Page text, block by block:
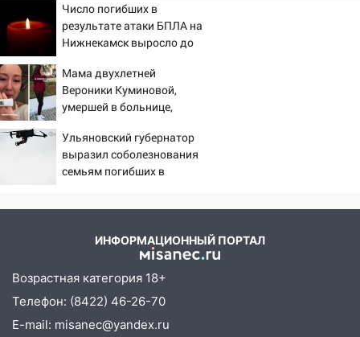
повредил кровли районного дома
культуры и школы
09:20
машину в Ульяновске попал на видео
09:16
Утро ульяновских водителей
началось с «глухой» пробки на старом
мосту
Соцсети: на Московском шоссе в
Ульяновске произошла авария
диспансеризации у 26-летнего парня
выявили онкологию
07:00 Прохладная ночь и ветреный
день: прогноз погоды в Ульяновске 10
августа
Число погибших в
результате атаки БПЛА на
Нижнекамск выросло до
Мама двухлетней
Вероники Куминовой,
умершей в больнице,
девочку
Ульяновский губернатор
выразил соболезнования
семьям погибших в
ИНФОРМАЦИОННЫЙ ПОРТАЛ
Возрастная категория 18+
Телефон: (8422) 46-26-70
E-mail: misanec@yandex.ru